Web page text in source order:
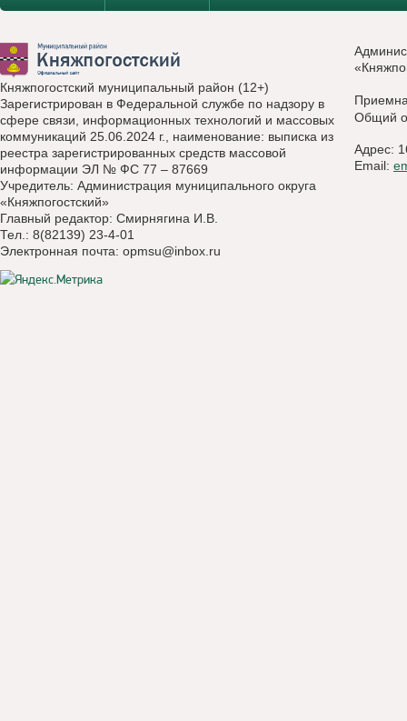
Княжпогостский муниципальный район (12+)
Зарегистрирован в Федеральной службе по надзору в
сфере связи, информационных технологий и массовых
коммуникаций 25.06.2024 г., наименование: выписка из
реестра зарегистрированных средств массовой
информации ЭЛ № ФС 77 – 87669
Учредитель: Администрация муниципального округа
«Княжпогостский»
Главный редактор: Смирнягина И.В.
Тел.: 8(82139) 23-4-01
Электронная почта: opmsu@inbox.ru
Общий
Адрес:
Email: